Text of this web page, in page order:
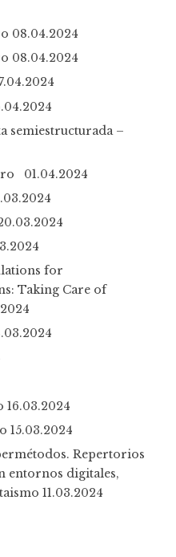
08.04.2024
08.04.2024
semiestructurada –
01.04.2024
for
Taking Care of
16.03.2024
15.03.2024
Repertorios
entornos digitales,
11.03.2024